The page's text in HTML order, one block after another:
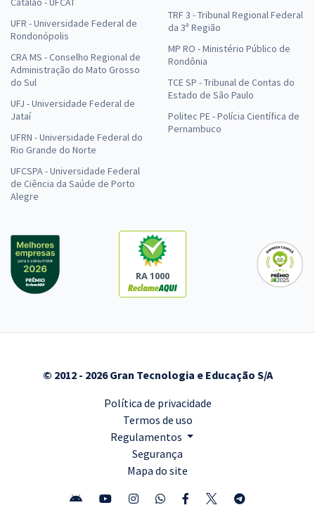
UFR - Universidade Federal de
Rondonópolis
CRA MS - Conselho Regional de
Administração do Mato Grosso
do Sul
UFJ - Universidade Federal de
Jataí
UFRN - Universidade Federal do
Rio Grande do Norte
UFCSPA - Universidade Federal
de Ciência da Saúde de Porto
Alegre
TRF 3 - Tribunal Regional Federal
da 3ª Região
MP RO - Ministério Público de
Rondônia
TCE SP - Tribunal de Contas do
Estado de São Paulo
Politec PE - Polícia Científica de
Pernambuco
RA 1000
© 2012 - 2026 Gran Tecnologia e Educação S/A
Política de privacidade
Termos de uso
Regulamentos
Segurança
Mapa do site